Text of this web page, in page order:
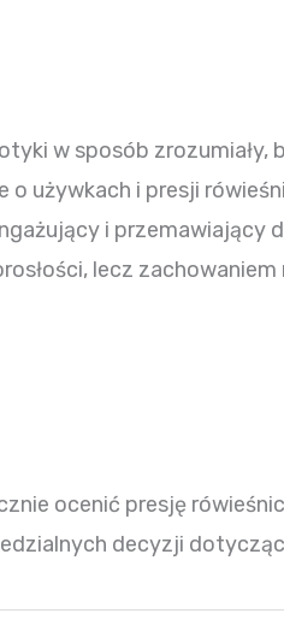
w sposób
używkach i presji
i przemawiający
lecz
ocenić presję
decyzji